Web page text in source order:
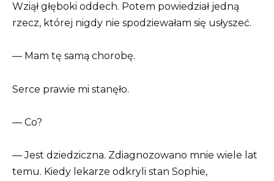
Wziął głęboki oddech. Potem powiedział jedną
rzecz, której nigdy nie spodziewałam się usłyszeć.
— Mam tę samą chorobę.
Serce prawie mi stanęło.
— Co?
— Jest dziedziczna. Zdiagnozowano mnie wiele lat
temu. Kiedy lekarze odkryli stan Sophie,